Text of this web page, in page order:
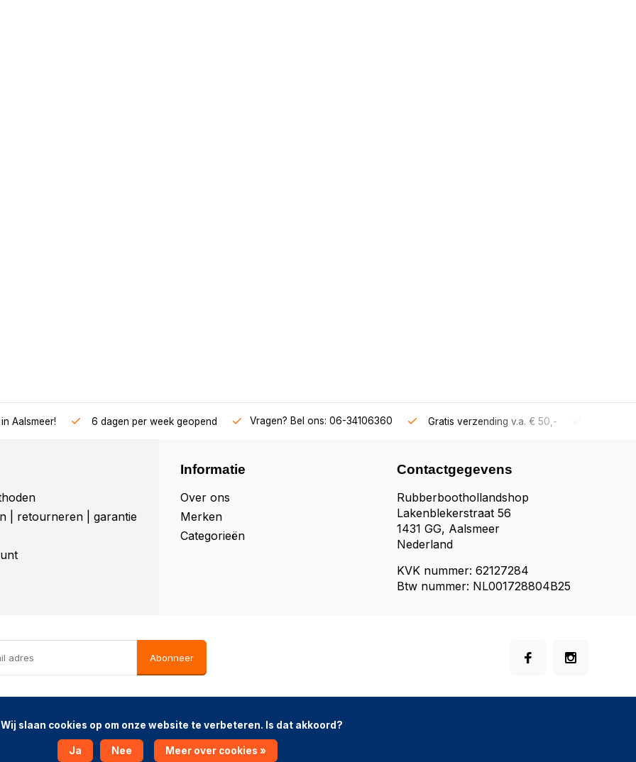
Aalsmeer! 6 dagen per week geopend Vragen? Bel ons: 06-34106360 Gratis verzending v.a. € 50,-
| retourneren | garantie
Informatie
Over ons
Merken
Categorieën
Contactgegevens
Rubberboothollandshop
Lakenblekerstraat 56
1431 GG, Aalsmeer
Nederland
KVK nummer: 62127284
Btw nummer: NL001728804B25
Abonneer
Ja Nee Meer over cookies »